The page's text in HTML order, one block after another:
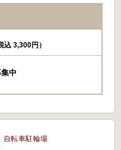
込 3,300円）
中
自転車駐輪場